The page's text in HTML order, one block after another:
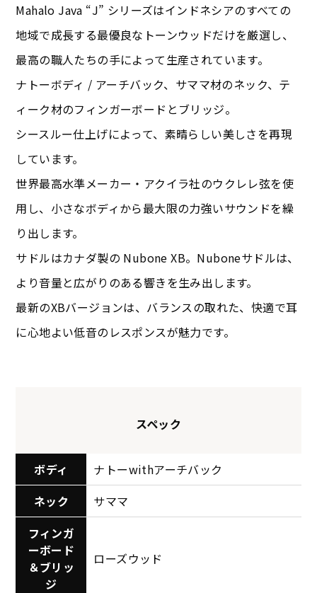
Mahalo Java “J” シリーズはインドネシアのすべての
地域で成長する最優良なトーンウッドだけを厳選し、
最高の職人たちの手によって生産されています。
ナトーボディ / アーチバック、サママ材のネック、テ
ィーク材のフィンガーボードとブリッジ。
シースルー仕上げによって、素晴らしい美しさを再現
しています。
世界最高水準メーカー・アクイラ社のウクレレ弦を使
用し、小さなボディから最大限の力強いサウンドを繰
り出します。
サドルはカナダ製の Nubone XB。Nuboneサドルは、
より音量と広がりのある響きを生み出します。
最新のXBバージョンは、バランスの取れた、快適で耳
に心地よい低音のレスポンスが魅力です。
スペック
ボディ
ナトーwithアーチバック
ネック
サママ
フィンガ
ーボード
＆ブリッ
ジ
ローズウッド